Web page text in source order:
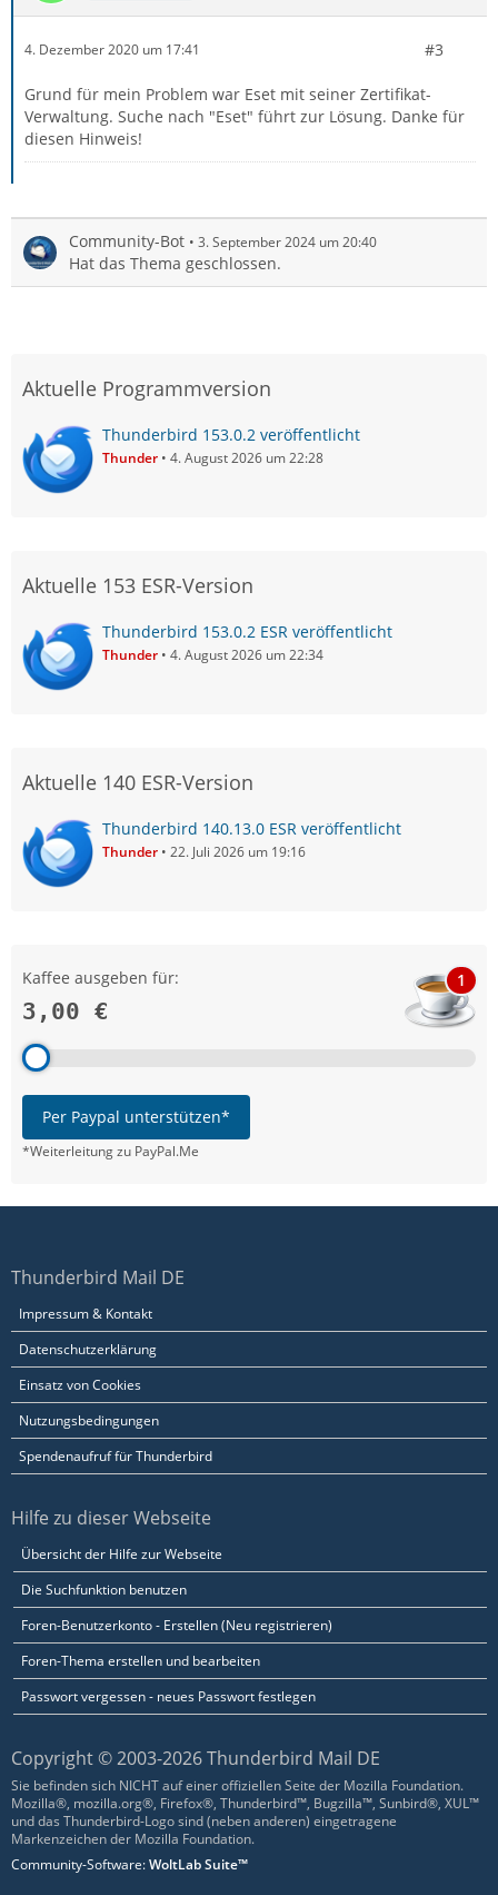
4. Dezember 2020 um 17:41 #3
Grund für mein Problem war Eset mit seiner Zertifikat-
Verwaltung. Suche nach "Eset" führt zur Lösung. Danke für
diesen Hinweis!
Community-Bot 3. September 2024 um 20:40
Hat das Thema geschlossen.
Aktuelle Programmversion
Thunderbird 153.0.2 veröffentlicht
Thunder 4. August 2026 um 22:28
Aktuelle 153 ESR-Version
Thunderbird 153.0.2 ESR veröffentlicht
Thunder 4. August 2026 um 22:34
Aktuelle 140 ESR-Version
Thunderbird 140.13.0 ESR veröffentlicht
Thunder 22. Juli 2026 um 19:16
Kaffee ausgeben für:
3,00 €
1
Per Paypal unterstützen*
*Weiterleitung zu PayPal.Me
Thunderbird Mail DE
Impressum & Kontakt
Datenschutzerklärung
Einsatz von Cookies
Nutzungsbedingungen
Spendenaufruf für Thunderbird
Hilfe zu dieser Webseite
Übersicht der Hilfe zur Webseite
Die Suchfunktion benutzen
Foren-Benutzerkonto - Erstellen (Neu registrieren)
Foren-Thema erstellen und bearbeiten
Passwort vergessen - neues Passwort festlegen
Copyright © 2003-2026 Thunderbird Mail DE
Sie befinden sich NICHT auf einer offiziellen Seite der Mozilla Foundation.
Mozilla®, mozilla.org®, Firefox®, Thunderbird™, Bugzilla™, Sunbird®, XUL™
und das Thunderbird-Logo sind (neben anderen) eingetragene
Markenzeichen der Mozilla Foundation.
Community-Software:WoltLab Suite™